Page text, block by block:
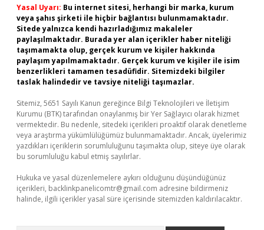
Yasal Uyarı: Bu internet sitesi, herhangi bir marka, kurum
veya şahıs şirketi ile hiçbir bağlantısı bulunmamaktadır.
Sitede yalnızca kendi hazırladığımız makaleler
paylaşılmaktadır. Burada yer alan içerikler haber niteliği
taşımamakta olup, gerçek kurum ve kişiler hakkında
paylaşım yapılmamaktadır. Gerçek kurum ve kişiler ile isim
benzerlikleri tamamen tesadüfidir. Sitemizdeki bilgiler
taslak halindedir ve tavsiye niteliği taşımazlar.
Sitemiz, 5651 Sayılı Kanun gereğince Bilgi Teknolojileri ve İletişim
Kurumu (BTK) tarafından onaylanmış bir Yer Sağlayıcı olarak hizmet
vermektedir. Bu nedenle, sitedeki içerikleri proaktif olarak denetleme
veya araştırma yükümlülüğümüz bulunmamaktadır. Ancak, üyelerimiz
yazdıkları içeriklerin sorumluluğunu taşımakta olup, siteye üye olarak
bu sorumluluğu kabul etmiş sayılırlar.
Hukuka ve yasal düzenlemelere aykırı olduğunu düşündüğünüz
içerikleri, backlinkpanelicomtr@gmail.com adresine bildirmeniz
halinde, ilgili içerikler yasal süre içerisinde sitemizden kaldırılacaktır.